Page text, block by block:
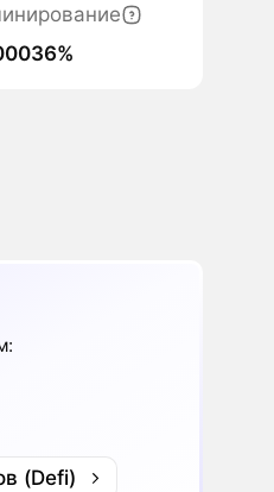
(Defi)